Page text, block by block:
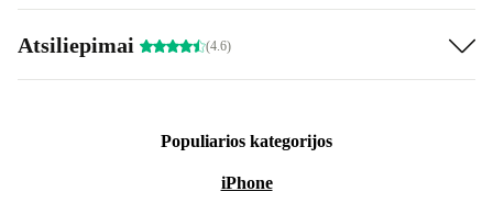
Atsiliepimai (4.6)
Populiarios kategorijos
iPhone